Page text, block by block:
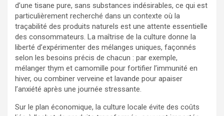
d’une tisane pure, sans substances indésirables, ce qui est
particulièrement recherché dans un contexte où la
traçabilité des produits naturels est une attente essentielle
des consommateurs. La maîtrise de la culture donne la
liberté d’expérimenter des mélanges uniques, façonnés
selon les besoins précis de chacun : par exemple,
mélanger thym et camomille pour fortifier l’immunité en
hiver, ou combiner verveine et lavande pour apaiser
l’anxiété après une journée stressante.
Sur le plan économique, la culture locale évite des coûts